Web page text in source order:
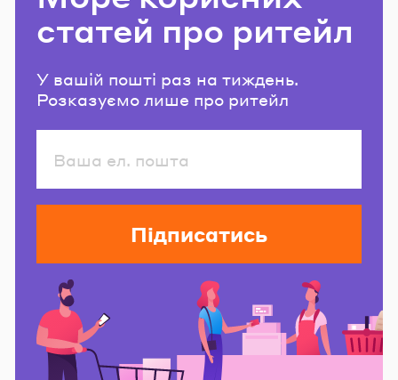
статей про ритейл
У вашій пошті раз на тиждень.
Розказуємо лише про ритейл
Підписатись